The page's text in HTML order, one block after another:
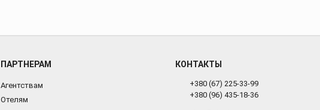
ПАРТНЕРАМ
Агентствам
Отелям
КОНТАКТЫ
+380 (67) 225-33-99
+380 (96) 435-18-36